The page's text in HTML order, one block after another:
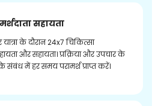
सहायता
के दौरान 24x7 चिकित्सा
और सहायता। प्रक्रिया और उपचार के
में हर समय परामर्श प्राप्त करें।